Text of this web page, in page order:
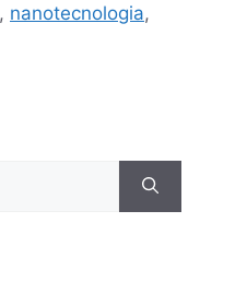
, nanotecnologia,